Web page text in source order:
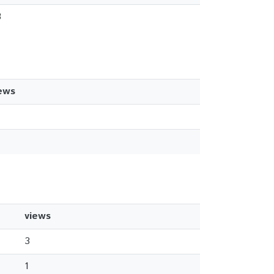
views
3
1